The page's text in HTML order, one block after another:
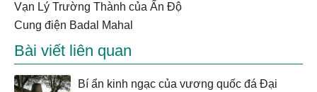
Vạn Lý Trường Thành của Ấn Độ
cung điện Badal Mahal
Bài viết liên quan
Bí ẩn kinh ngạc của vương quốc đá Đại